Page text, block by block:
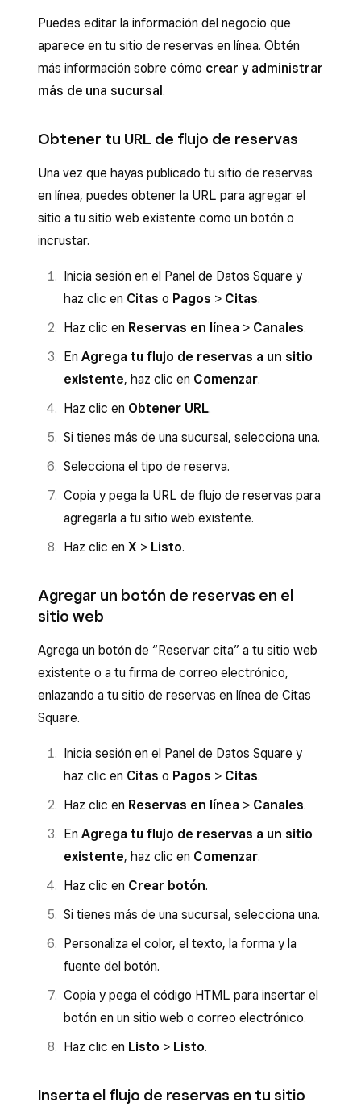
Haz clic en Reservas en línea >
Activa la opción Activar reservas en
línea.
Si corresponde, haz clic en
sucursales.
EnCanales de reserva, seleccionaVista
previa y editarjunto al sitio web de
Ventas en línea Square.
Utiliza las opciones para crear tu sitio de
Cuando termines, haz clic enPublicar
esquina superior derecha.
reservas activado o desde la aplicación PDV
para Citas Square:
Abre tu aplicación de punto de venta.
Activa la opciónActivar reservas en
línea.
PulsaSitio web de Ventas en línea
Square >Vista previa>Vista previa y
edición
Utiliza las opciones para crear tu sitio de
reservas en línea.
Cuando termines, haz clic enVista previa
>
Publicar
Desde la páginaSitio publicado, puedes
ver y copiar la URL de tu sitio de reservas
Puedes editar la información del negocio que
aparece en tu sitio de reservas en línea. Obtén
más información sobre cómo crear y administrar
más de una sucursal.
Obtener tu URL de flujo de reservas
Una vez que hayas publicado tu sitio de reservas
en línea, puedes obtener la URL para agregar el
sitio a tu sitio web existente como un botón o
incrustar.
Inicia sesión en el Panel de Datos Square y
haz clic en Citas o Pagos > Citas.
Haz clic en Reservas en línea > Canales.
En Agrega tu flujo de reservas a un sitio
existente, haz clic en Comenzar.
Haz clic en Obtener URL.
Si tienes más de una sucursal, selecciona una.
Selecciona el tipo de reserva.
Copia y pega la URL de flujo de reservas para
agregarla a tu sitio web existente.
Haz clic en X > Listo.
Agregar un botón de reservas en el
sitio web
Agrega un botón de “Reservar cita” a tu sitio web
existente o a tu firma de correo electrónico,
enlazando a tu sitio de reservas en línea de Citas
Square.
Inicia sesión en el Panel de Datos Square y
haz clic en Citas o Pagos > Citas.
Haz clic en Reservas en línea > Canales.
En Agrega tu flujo de reservas a un sitio
existente, haz clic en Comenzar.
Haz clic en Crear botón.
Si tienes más de una sucursal, selecciona una.
Personaliza el color, el texto, la forma y la
fuente del botón.
Copia y pega el código HTML para insertar el
botón en un sitio web o correo electrónico.
Haz clic en Listo > Listo.
Inserta el flujo de reservas en tu sitio